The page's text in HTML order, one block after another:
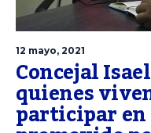
12 mayo, 2021
Concejal
quienes
participar en